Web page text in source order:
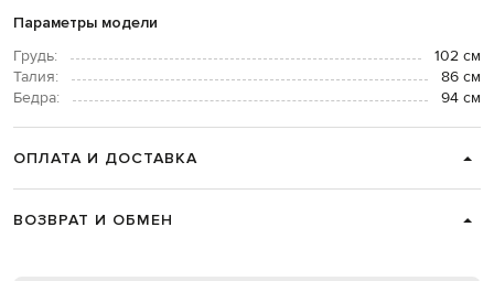
Параметры модели
Грудь:
102 см
Талия:
86 см
Бедра:
94 см
ОПЛАТА И ДОСТАВКА
ВОЗВРАТ И ОБМЕН